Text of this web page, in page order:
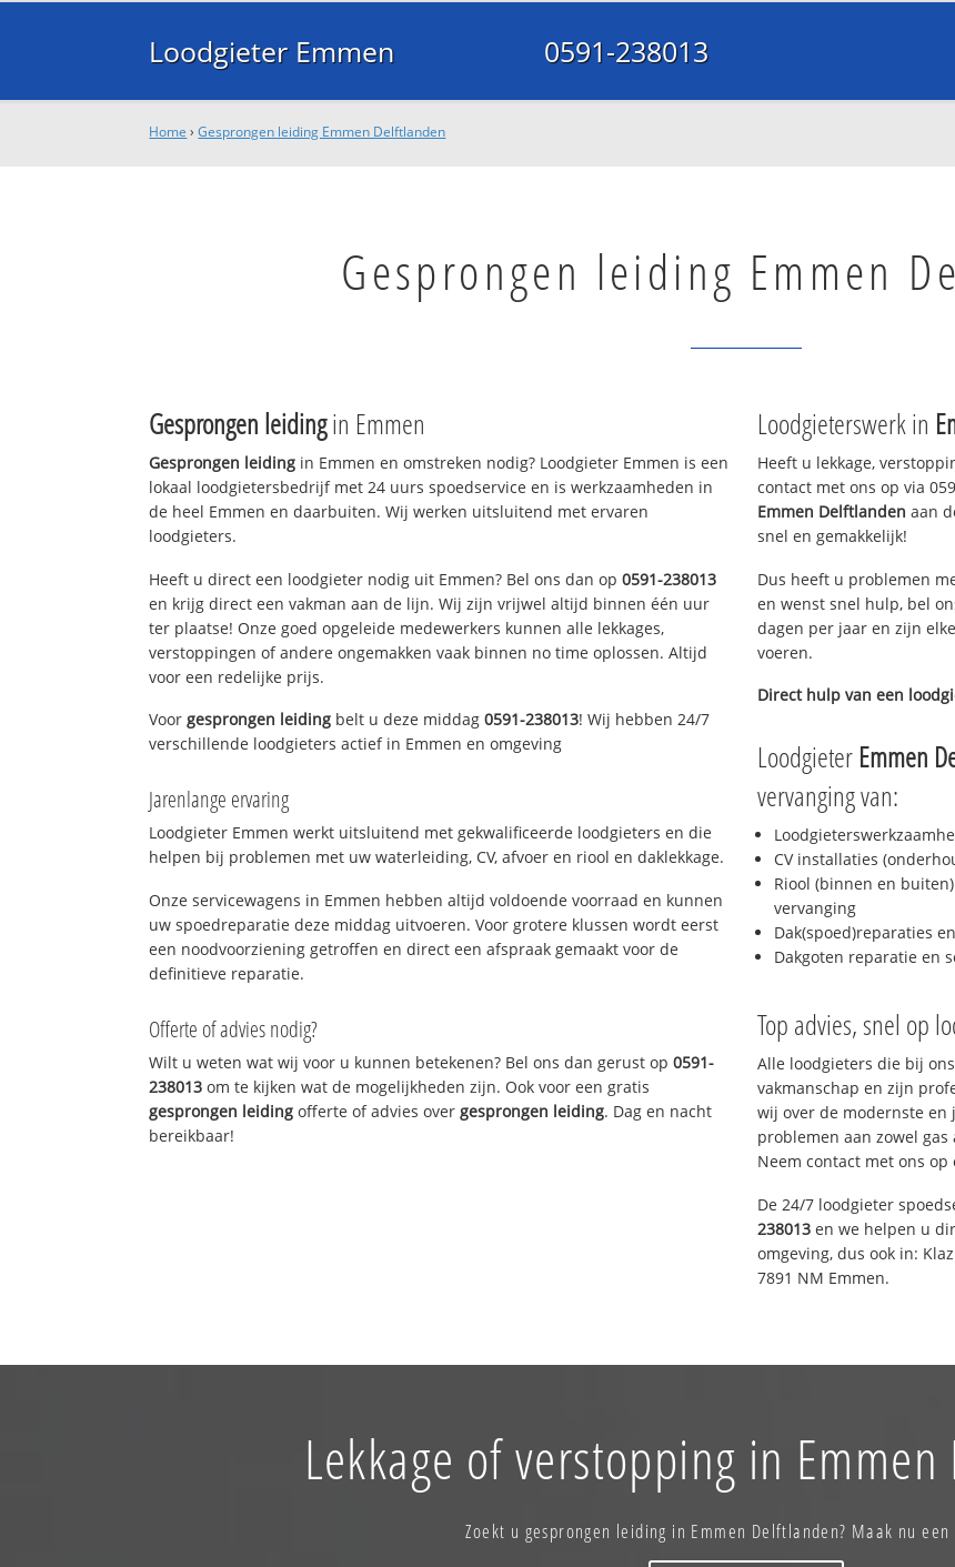
Loodgieter Emmen 0591-238013
Home ›Gesprongen leiding Emmen Delftlanden
Gesprongen leiding Emmen
Gesprongen leidingin Emmen
Gesprongen leiding in Emmen en omstreken nodig? Loodgieter Emmen is een
lokaal loodgietersbedrijf met 24 uurs spoedservice en is werkzaamheden in
de heel Emmen en daarbuiten. Wij werken uitsluitend met ervaren
loodgieters.
Heeft u direct een loodgieter nodig uit Emmen? Bel ons dan op0591-238013
en krijg direct een vakman aan de lijn. Wij zijn vrijwel altijd binnen één uur
ter plaatse! Onze goed opgeleide medewerkers kunnen alle lekkages,
verstoppingen of andere ongemakken vaak binnen no time oplossen. Altijd
voor een redelijke prijs.
Voorgesprongen leiding belt u deze middag0591-238013! Wij hebben 24/7
verschillende loodgieters actief in Emmen en omgeving
Jarenlange ervaring
Loodgieter Emmen werkt uitsluitend met gekwalificeerde loodgieters en die
helpen bij problemen met uw waterleiding, CV, afvoer en riool en daklekkage.
Onze servicewagens in Emmen hebben altijd voldoende voorraad en kunnen
uw spoedreparatie deze middag uitvoeren. Voor grotere klussen wordt eerst
een noodvoorziening getroffen en direct een afspraak gemaakt voor de
definitieve reparatie.
Offerte of advies nodig?
Wilt u weten wat wij voor u kunnen betekenen? Bel ons dan gerust op0591-
238013 om te kijken wat de mogelijkheden zijn. Ook voor een gratis
gesprongen leiding offerte of advies over gesprongen leiding. Dag en nacht
bereikbaar!
Loodgieterswerk in
Heeft u lekkage,
contact met ons op via
Emmen Delftlanden aan
snel en gemakkelijk!
Dus heeft u problemen
en wenst snel hulp, bel
dagen per jaar en zijn
voeren.
Direct hulp van een
Loodgieter Emmen
vervanging van:
CV installaties
Riool (binnen en
vervanging
Dak(spoed)reparaties
Dakgoten reparatie en
Top advies, snel op
Alle loodgieters die bij
vakmanschap en zijn
wij over de modernste
problemen aan zowel
Neem contact met ons
De 24/7 loodgieter
238013 en we helpen u
omgeving, dus ook in:
7891 NM Emmen.
Lekkage of verstopping in
Zoekt u gesprongen leiding in Emmen Delftlanden? Maak nu